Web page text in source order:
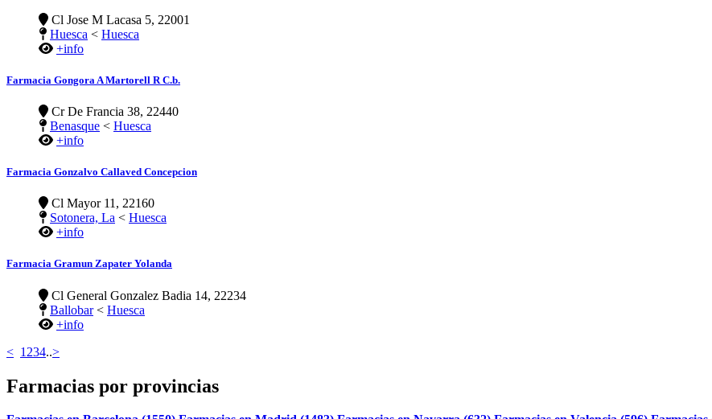
Cl Jose M Lacasa 5, 22001
Huesca < Huesca
+info
Farmacia Gongora A Martorell R C.b.
Cr De Francia 38, 22440
Benasque < Huesca
+info
Farmacia Gonzalvo Callaved Concepcion
Cl Mayor 11, 22160
Sotonera, La < Huesca
+info
Farmacia Gramun Zapater Yolanda
Cl General Gonzalez Badia 14, 22234
Ballobar< Huesca
+info
< 1 234..>
Farmacias por provincias